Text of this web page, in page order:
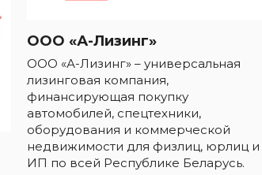
ООО «А-Лизинг»
ООО «А-Лизинг» – универсальная
лизинговая компания,
финансирующая покупку
автомобилей, спецтехники,
оборудования и коммерческой
недвижимости для физлиц, юрлиц и
ИП по всей Республике Беларусь.